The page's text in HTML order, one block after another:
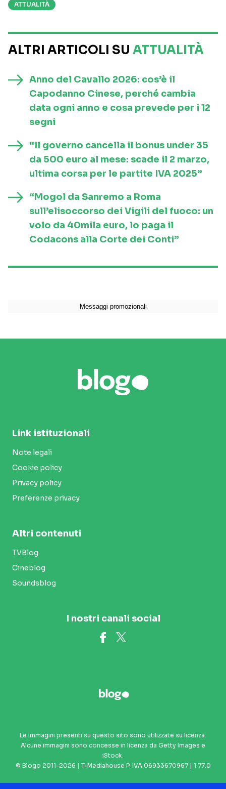
ATTUALITÀ
ALTRI ARTICOLI SU ATTUALITÀ
Anno del Cavallo 2026: cos’è il
Capodanno Cinese, perché cambia
data ogni anno e cosa prevede per i 12
segni
“Il governo cancella il bonus under 35
da 500 euro al mese: scade il 2 marzo,
ultima corsa per le partite IVA 2025”
“Mogol da Sanremo a Roma
sull’elisoccorso dei Vigili del fuoco: un
volo da 40mila euro, lo paga il
Codacons alla Corte dei Conti”
Link istituzionali
Note legali
Cookie policy
Privacy policy
Preferenze privacy
Altri contenuti
TVBlog
Cineblog
Soundsblog
I nostri canali social
Le immagini presenti su questo sito sono utilizzate su licenza.
Alcune immagini sono concesse in licenza da Getty Images e
iStock.
© Blogo 2011-2026 | T-Mediahouse P. IVA 06933670967 | 1.77.0